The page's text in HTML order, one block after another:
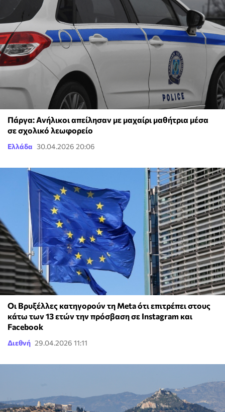
Πάργα: Ανήλικοι απείλησαν με μαχαίρι μαθήτρια μέσα
σε σχολικό λεωφορείο
Ελλάδα 30.04.2026 20:06
Oι Βρυξέλλες κατηγορούν τη Meta ότι επιτρέπει στους
κάτω των 13 ετών την πρόσβαση σε Instagram και
Facebook
Διεθνή 29.04.2026 11:11